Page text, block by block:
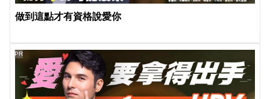
做到這點才有資格說愛你
PR